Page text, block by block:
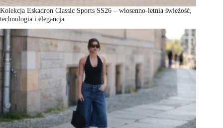
Kolekcja Eskadron Classic Sports SS26 – wiosenno-letnia świeżość,
technologia i elegancja